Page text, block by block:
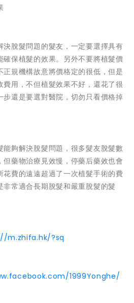
脫髮問題的髮友，一定要選擇具有
保植髮的效果。另外不要將植髮價
規機構故意將價格定的很低，但是
用，不但植髮效果不好，還花了很
步還是要選對醫院，切勿只看價格掉
夠解決脫髮問題，很多髮友脫髮數
藥物治療見效慢，停藥后藥效也會
費的遠遠超過了一次植髮手術的費
常適合長期脫髮和嚴重脫髮的髮
m.zhifa.hk/?sq
1999Yonghe/